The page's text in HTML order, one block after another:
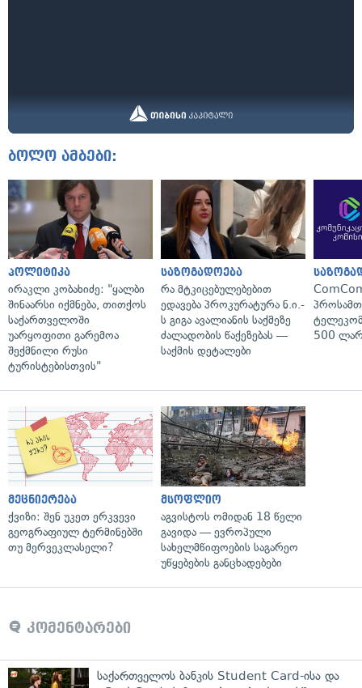
ბოლო ამბები:
პოლიტიკა
ირაკლი კობახიძე: "ყალბი
შინაარსი იქმნება, თითქოს
საქართველოში
უარყოფითი გარემოა
შექმნილი რუსი
ტურისტებისთვის"
საზოგადოება
რა მტკიცებულებებით
ედავება პროკურატურა ნ.ი.-
ს გიგა ავალიანის საქმეზე
ძალადობის წაქეზებას —
საქმის დეტალები
500
მეცნიერება
ქვიზი: შენ უკეთ ერკვევი
გეოგრაფიულ ტერმინებში
თუ მერვეკლასელი?
მსოფლიო
აგვისტოს ომიდან 18 წელი
გავიდა — ევროპული
სახელმწიფოების საგარეო
უწყებების განცხადებები
კომენტარები
საქართველოს ბანკის Student Card-ისა და